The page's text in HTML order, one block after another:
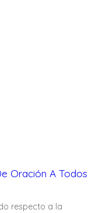
Oración A Todos
respecto a la